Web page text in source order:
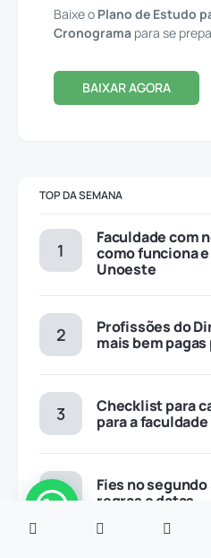
Baixe o Plano de Estudo
Cronograma para se
BAIXAR AGORA
TOP DA SEMANA
Faculdade com
como funciona
Unoeste
Profissões do
mais bem
Checklist para
para a faculdade
Fies no
regras e datas